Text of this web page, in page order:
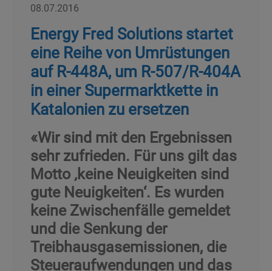
08.07.2016
Energy Fred Solutions startet
eine Reihe von Umrüstungen
auf R-448A, um R-507/R-404A
in einer Supermarktkette in
Katalonien zu ersetzen
«Wir sind mit den Ergebnissen
sehr zufrieden. Für uns gilt das
Motto ‚keine Neuigkeiten sind
gute Neuigkeiten‘. Es wurden
keine Zwischenfälle gemeldet
und die Senkung der
Treibhausgasemissionen, die
Steueraufwendungen und das